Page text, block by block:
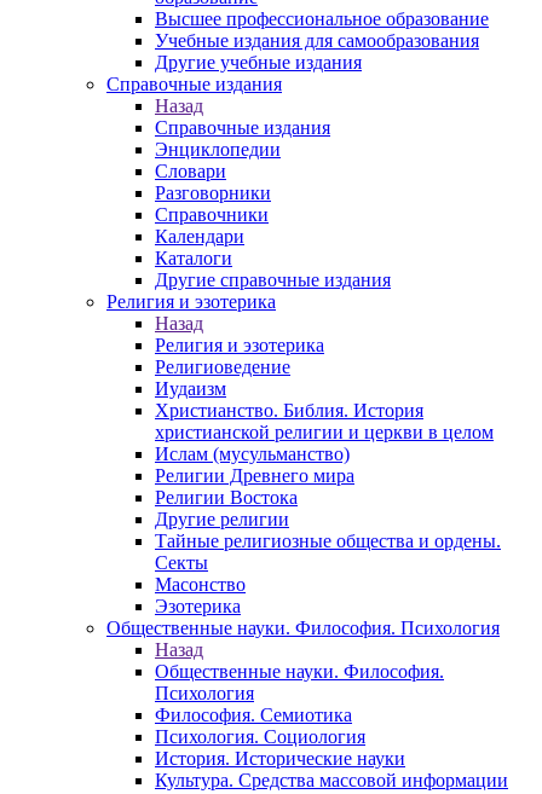
Высшее профессиональное образование
Учебные издания для самообразования
Другие учебные издания
Справочные издания
Назад
Справочные издания
Энциклопедии
Словари
Разговорники
Справочники
Календари
Каталоги
Другие справочные издания
Религия и эзотерика
Назад
Религия и эзотерика
Религиоведение
Иудаизм
Христианство. Библия. История
христианской религии и церкви в целом
Ислам (мусульманство)
Религии Древнего мира
Религии Востока
Другие религии
Тайные религиозные общества и ордены.
Секты
Масонство
Эзотерика
Общественные науки. Философия. Психология
Назад
Общественные науки. Философия.
Психология
Философия. Семиотика
Психология. Социология
История. Исторические науки
Культура. Средства массовой информации